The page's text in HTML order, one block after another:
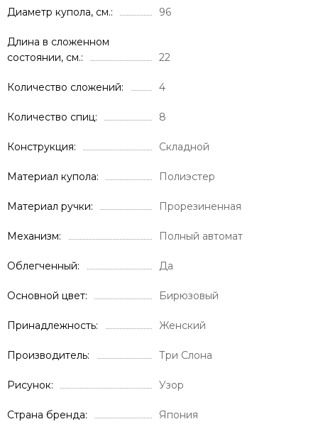
Диаметр купола, см. 96
Длина в сложенном
состоянии, см.
22
Количество сложений 4
Количество спиц 8
Конструкция Складной
Материал купола Полиэстер
Материал ручки Прорезиненная
Механизм Полный автомат
Облегченный Да
Основной цвет Бирюзовый
Принадлежность Женский
Производитель Три Слона
Рисунок Узор
Страна бренда Япония